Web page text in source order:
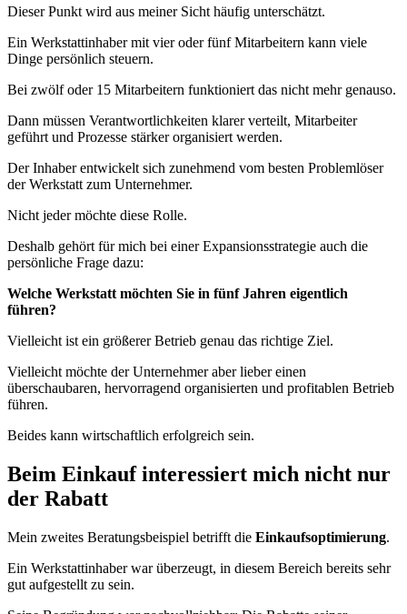
Dieser Punkt wird aus meiner Sicht häufig unterschätzt.
Ein Werkstattinhaber mit vier oder fünf Mitarbeitern kann viele
Dinge persönlich steuern.
Bei zwölf oder 15 Mitarbeitern funktioniert das nicht mehr genauso.
Dann müssen Verantwortlichkeiten klarer verteilt, Mitarbeiter
geführt und Prozesse stärker organisiert werden.
Der Inhaber entwickelt sich zunehmend vom besten Problemlöser
der Werkstatt zum Unternehmer.
Nicht jeder möchte diese Rolle.
Deshalb gehört für mich bei einer Expansionsstrategie auch die
persönliche Frage dazu:
Welche Werkstatt möchten Sie in fünf Jahren eigentlich
führen?
Vielleicht ist ein größerer Betrieb genau das richtige Ziel.
Vielleicht möchte der Unternehmer aber lieber einen
überschaubaren, hervorragend organisierten und profitablen Betrieb
führen.
Beides kann wirtschaftlich erfolgreich sein.
Beim Einkauf interessiert mich nicht nur
der Rabatt
Mein zweites Beratungsbeispiel betrifft die Einkaufsoptimierung.
Ein Werkstattinhaber war überzeugt, in diesem Bereich bereits sehr
gut aufgestellt zu sein.